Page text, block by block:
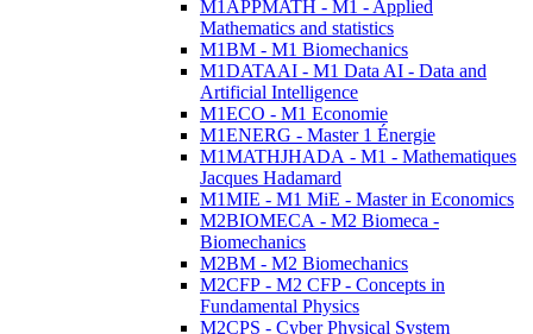
M1APPMATH - M1 - Applied
Mathematics and statistics
M1BM - M1 Biomechanics
M1DATAAI - M1 Data AI - Data and
Artificial Intelligence
M1ECO - M1 Economie
M1ENERG - Master 1 Énergie
M1MATHJHADA - M1 - Mathematiques
Jacques Hadamard
M1MIE - M1 MiE - Master in Economics
M2BIOMECA - M2 Biomeca -
Biomechanics
M2BM - M2 Biomechanics
M2CFP - M2 CFP - Concepts in
Fundamental Physics
M2CPS - Cyber Physical System